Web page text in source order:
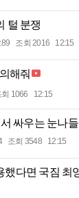
털 분쟁
조회 2016 12:15
해줘
회 1066 12:15
싸우는 눈나들
조회 3548 12:15
했다면 국짐 최